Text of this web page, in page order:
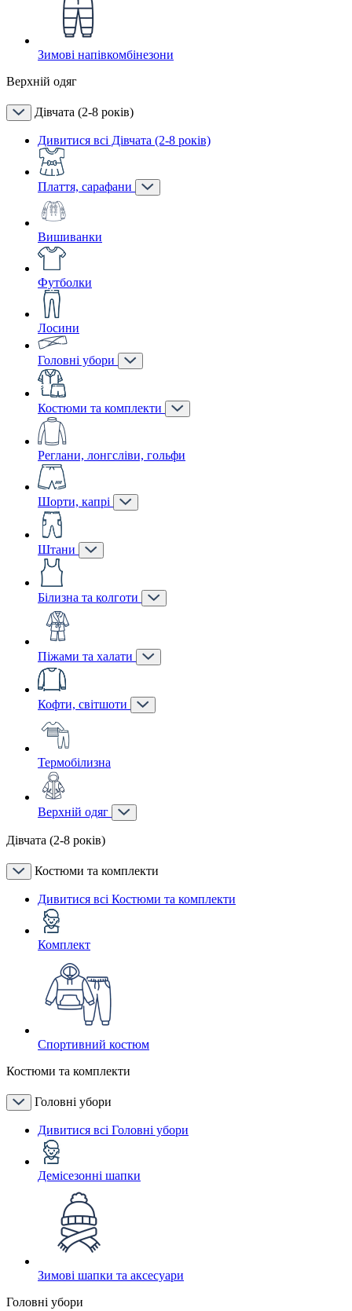
Зимові напівкомбінезони
Верхній одяг
Дівчата (2-8 років)
Дивитися всі Дівчата (2-8 років)
Плаття, сарафани
Вишиванки
Футболки
Лосини
Головні убори
Костюми та комплекти
Реглани, лонгсліви, гольфи
Шорти, капрі
Штани
Білизна та колготи
Піжами та халати
Кофти, світшоти
Термобілизна
Верхній одяг
Дівчата (2-8 років)
Костюми та комплекти
Дивитися всі Костюми та комплекти
Комплект
Спортивний костюм
Костюми та комплекти
Головні убори
Дивитися всі Головні убори
Демісезонні шапки
Зимові шапки та аксесуари
Головні убори